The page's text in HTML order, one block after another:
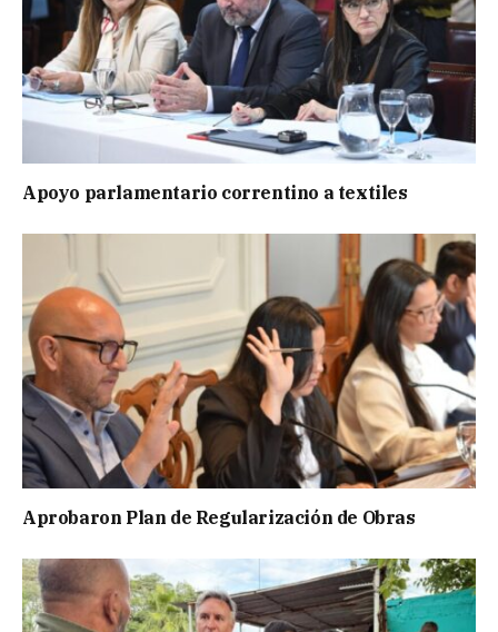
Apoyo parlamentario correntino a textiles
Aprobaron Plan de Regularización de Obras